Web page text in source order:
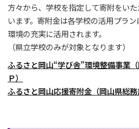
方々から、学校を指定して寄附をい
います。寄附金は各学校の活用プラ
環境の充実に活用されます。
（県立学校のみが対象となります）
ふるさと岡山“学び舎”環境整備事業
Ｐ）
ふるさと岡山応援寄附金（岡山県総務